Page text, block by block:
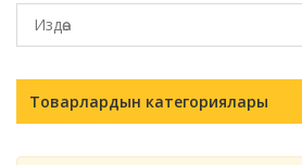
Товарлардын категориялары